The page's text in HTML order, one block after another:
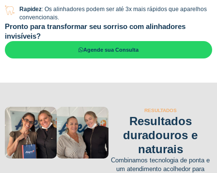
Rapidez: Os alinhadores podem ser até 3x mais rápidos que aparelhos
convencionais.
Pronto para transformar seu sorriso com alinhadores
invisíveis?
Agende sua Consulta
RESULTADOS
Resultados
duradouros e
naturais
Combinamos tecnologia de ponta e
um atendimento acolhedor para